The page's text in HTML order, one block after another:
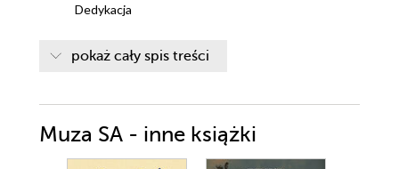
Dedykacja
Piątek, 30 grudnia. Godzina 8.40
3 stycznia. Godzina 13.15 Na kacu
pokaż cały spis treści
Muza SA - inne książki